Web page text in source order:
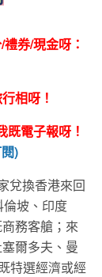
券/現金呀：
相呀！
電子報呀！
)
兌換香港來回
坡、印度
務客艙；來
爾多夫、曼
特選經濟或經